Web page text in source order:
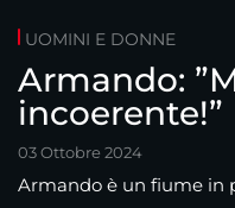
UOMINI E DONNE
Armando:
incoerente!”
03 Ottobre 2024
Armando è un fiume in